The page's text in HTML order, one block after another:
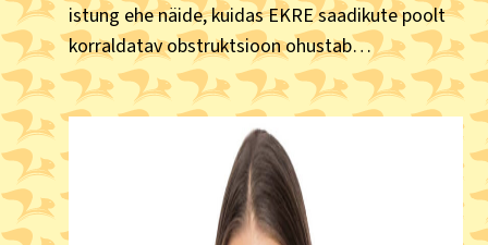
istung ehe näide, kuidas EKRE saadikute poolt
korraldatav obstruktsioon ohustab…